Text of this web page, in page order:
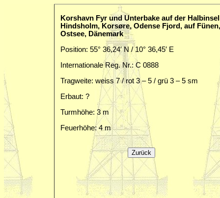
Korshavn Fyr und Unterbake auf der Halbinsel
Hindsholm, Korsøre, Odense Fjord, auf Fünen,
Ostsee, Dänemark
Position: 55° 36,24′ N / 10° 36,45′ E
Internationale Reg. Nr.: C 0888
Tragweite: weiss 7 / rot 3 – 5 / grü 3 – 5 sm
Erbaut: ?
Turmhöhe: 3 m
Feuerhöhe: 4 m